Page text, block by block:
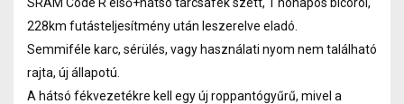
228km futásteljesítmény után leszerelve eladó.
Semmiféle karc, sérülés, vagy használati nyom nem található
rajta, új állapotú.
A hátsó fékvezetékre kell egy új roppantógyűrű, mivel a